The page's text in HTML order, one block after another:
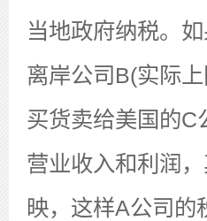
当地政府纳税。
离岸公司B(实际
买货卖给美国的C
营业收入和利润
映，这样A公司的